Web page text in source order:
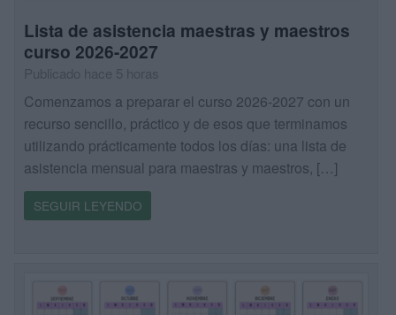
Lista de asistencia maestras y maestros
curso 2026-2027
Comenzamos a preparar el curso 2026-2027 con un
recurso sencillo, práctico y de esos que terminamos
utilizando prácticamente todos los días: una lista de
asistencia mensual para maestras y maestros, […]
SEGUIR LEYENDO